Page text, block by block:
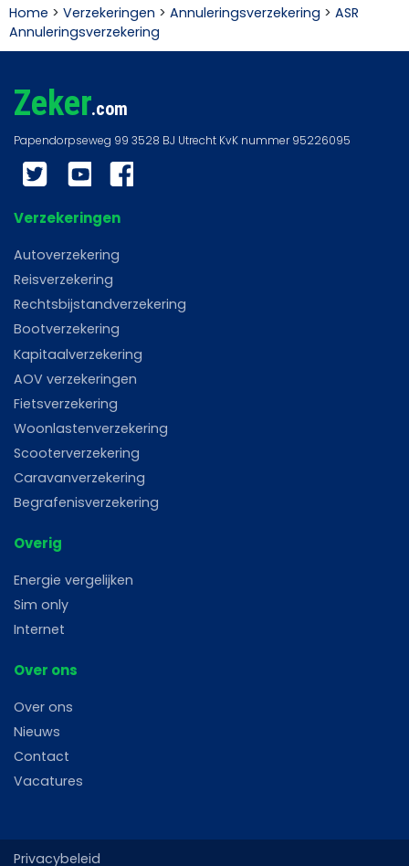
Home > Verzekeringen > Annuleringsverzekering > ASR
Annuleringsverzekering
Zeker.com
Twitter YouTube
Verzekeringen
Autoverzekering
Reisverzekering
Rechtsbijstandverzekering
Bootverzekering
Kapitaalverzekering
AOV verzekeringen
Fietsverzekering
Woonlastenverzekering
Scooterverzekering
Caravanverzekering
Begrafenisverzekering
Overig
Energie vergelijken
Sim only
Internet
Over ons
Over ons
Nieuws
Contact
Vacatures
Privacybeleid